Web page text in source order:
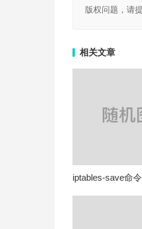
版权问题，请
相关文章
iptables-save命